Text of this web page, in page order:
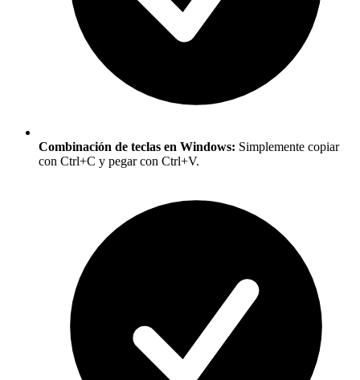
Combinación de teclas en Windows: Simplemente copiar
con Ctrl+C y pegar con Ctrl+V.